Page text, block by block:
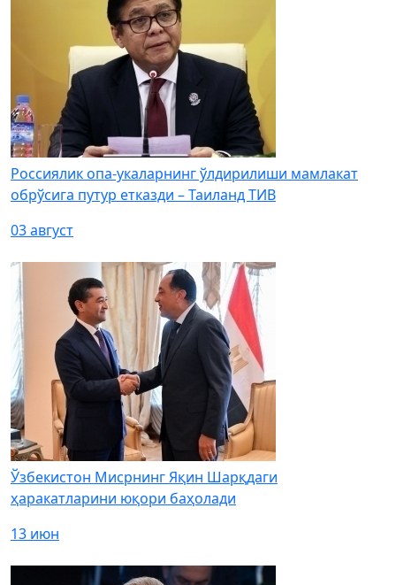
Россиялик опа-укаларнинг ўлдирилиши мамлакат
обрўсига путур етказди – Таиланд ТИВ
03 август
Ўзбекистон Мисрнинг Яқин Шарқдаги
ҳаракатларини юқори баҳолади
13 июн